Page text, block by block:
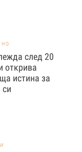
след 20
открива
истина за
си